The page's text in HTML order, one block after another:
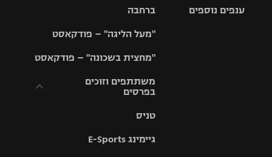
ברחבה
"מעל הליגה" – פודקאסט
"מחצית בשכונה" – פודקאסט
משתתפים וזוכים
בפרסים
וזוכים בפרסים
טניס
גיימינג E-Sports
גביע הטוטו
ליגה
סל
ענפים נוספים